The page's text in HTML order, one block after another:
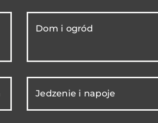
Dom i ogród
Jedzenie i napoje